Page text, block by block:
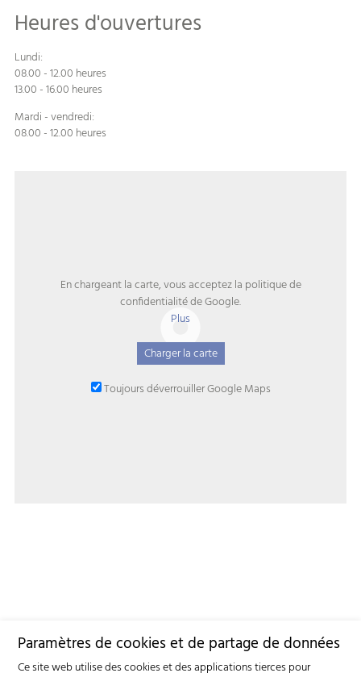
Heures d'ouvertures
Lundi:
08.00 - 12.00 heures
13.00 - 16.00 heures
Mardi - vendredi:
08.00 - 12.00 heures
En chargeant la carte, vous acceptez la politique de
confidentialité de Google.
Plus
Charger la carte
Toujours déverrouiller Google Maps ‌
Paramètres de cookies et de partage de données
Ce site web utilise des cookies et des applications tierces pour